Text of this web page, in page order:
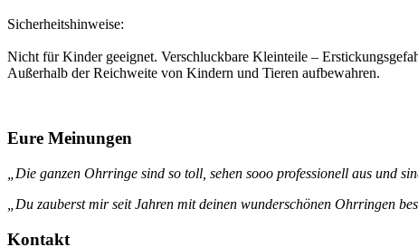
Sicherheitshinweise:
Nicht für Kinder geeignet. Verschluckbare Kleinteile –
Außerhalb der Reichweite von Kindern und Tieren aufbewahren.
Eure Meinungen
„Die ganzen Ohrringe sind so toll, sehen sooo professionell aus und
„Du zauberst mir seit Jahren mit deinen wunderschönen Ohrringen
Kontakt